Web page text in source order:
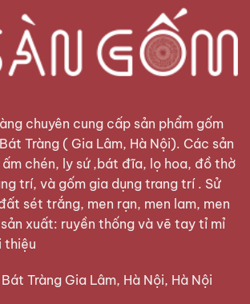
chuyên cung cấp sản phẩm gốm
Tràng ( Gia Lâm, Hà Nội). Các sản
chén, ly sứ ,bát đĩa, lọ hoa, đồ thờ
trí, và gốm gia dụng trang trí . Sử
sét trắng, men rạn, men lam, men
xuất: ruyền thống và vẽ tay tỉ mỉ
thiệu
Tràng Gia Lâm, Hà Nội, Hà Nội